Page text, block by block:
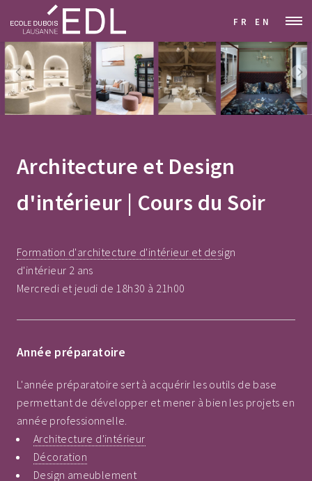
FR EN
Architecture et Design
d'intérieur | Cours du Soir
Formation d'architecture d'intérieur et design
d'intérieur 2 ans
Mercredi et jeudi de 18h30 à 21h00
Année préparatoire
L'année préparatoire sert à acquérir les outils de base
permettant de développer et mener à bien les projets en
année professionnelle.
Architecture d'intérieur
Décoration
Design ameublement